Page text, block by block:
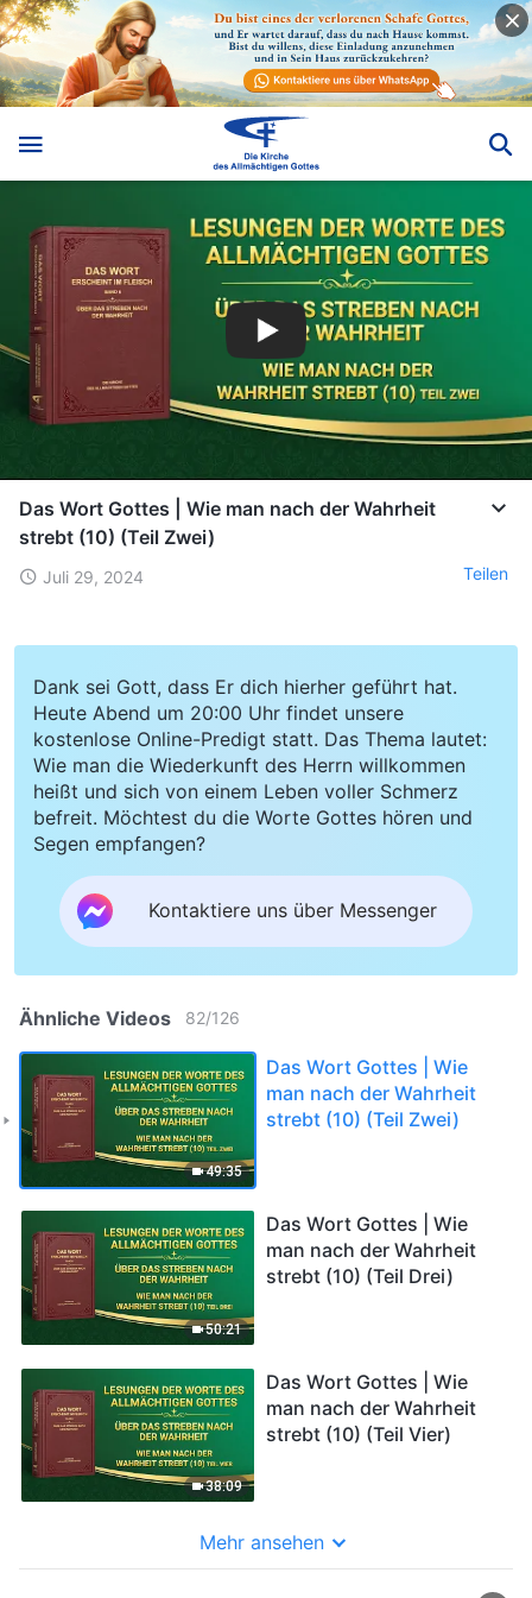
Das Wort Gottes | Wie man nach der Wahrheit
strebt (10) (Teil Zwei)
Juli 29, 2024 Teilen
Dank sei Gott, dass Er dich hierher geführt hat.
Heute Abend um 20:00 Uhr findet unsere
kostenlose Online-Predigt statt. Das Thema lautet:
Wie man die Wiederkunft des Herrn willkommen
heißt und sich von einem Leben voller Schmerz
befreit. Möchtest du die Worte Gottes hören und
Segen empfangen?
Kontaktiere uns über Messenger
Ähnliche Videos 82/126
49:35
Das Wort Gottes | Wie
man nach der Wahrheit
strebt (10) (Teil Zwei)
50:21
Das Wort Gottes | Wie
man nach der Wahrheit
strebt (10) (Teil Drei)
38:09
Das Wort Gottes | Wie
man nach der Wahrheit
strebt (10) (Teil Vier)
Mehr ansehen